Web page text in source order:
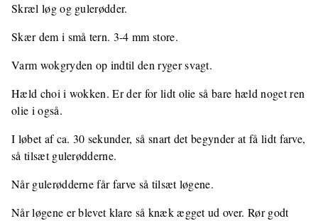
Skræl løg og gulerødder.
Skær dem i små tern. 3-4 mm store.
Varm wokgryden op indtil den ryger svagt.
Hæld choi i wokken. Er der for lidt olie så bare hæld noget ren
olie i også.
I løbet af ca. 30 sekunder, så snart det begynder at få lidt farve,
så tilsæt gulerødderne.
Når gulerødderne får farve så tilsæt løgene.
Når løgene er blevet klare så knæk ægget ud over. Rør godt